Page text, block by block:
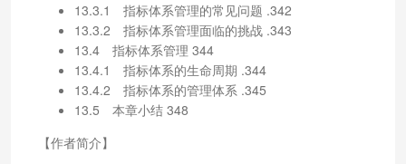
13.3.1 指标体系管理的常见问题 .342
13.3.2 指标体系管理面临的挑战 .343
13.4 指标体系管理 344
13.4.1 指标体系的生命周期 .344
13.4.2 指标体系的管理体系 .345
13.5 本章小结 348
【作者简介】